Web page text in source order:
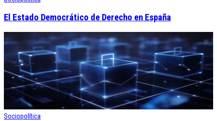
El Estado Democrático de Derecho en España
Sociopolítica